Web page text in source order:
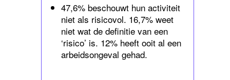
47,6% beschouwt hun activiteit
niet als risicovol. 16,7% weet
niet wat de definitie van een
‘risico’ is. 12% heeft ooit al een
arbeidsongeval gehad.